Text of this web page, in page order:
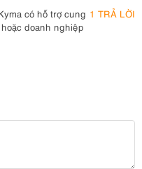
có hỗ trợ cung
doanh nghiệp
1 TRẢ LỜI